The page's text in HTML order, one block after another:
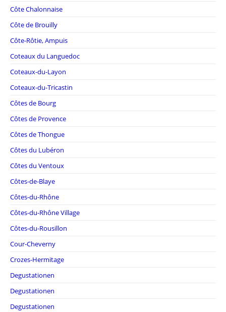
Côte Chalonnaise
Côte de Brouilly
Côte-Rôtie, Ampuis
Coteaux du Languedoc
Coteaux-du-Layon
Coteaux-du-Tricastin
Côtes de Bourg
Côtes de Provence
Côtes de Thongue
Côtes du Lubéron
Côtes du Ventoux
Côtes-de-Blaye
Côtes-du-Rhône
Côtes-du-Rhône Village
Côtes-du-Rousillon
Cour-Cheverny
Crozes-Hermitage
Degustationen
Degustationen
Degustationen